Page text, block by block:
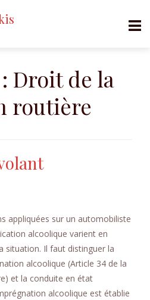
Droit de la
routière
appliquées sur un automobiliste
alcoolique varient en
situation. Il faut distinguer la
alcoolique (Article 34 de la
et la conduite en état
alcoolique est établie